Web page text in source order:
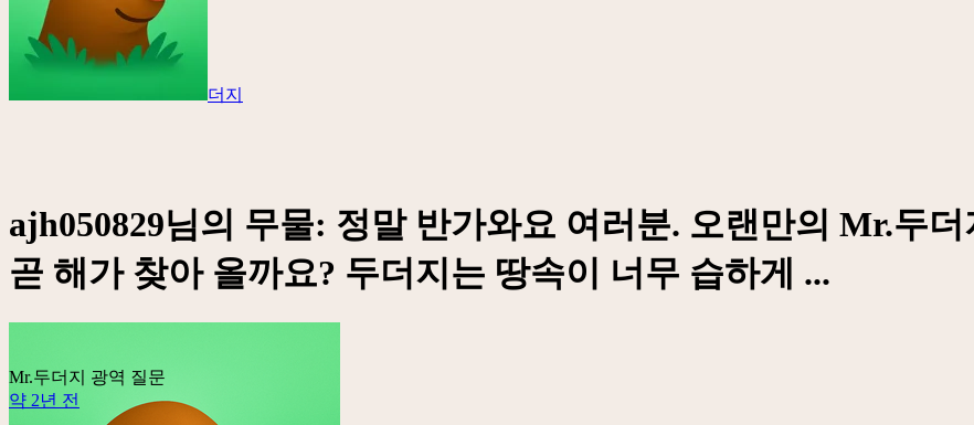
더지
ajh050829님의 무물: 정말 반가와요 여러분. 오랜만의 Mr.두
곧 해가 찾아 올까요? 두더지는 땅속이 너무 습하게 ...
Mr.두더지
광역 질문
약 2년 전